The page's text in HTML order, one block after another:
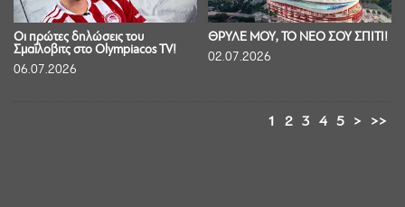
Οι πρώτες δηλώσεις του
Σμαΐλοβιτς στο Olympiacos TV!
06.07.2026
ΘΡΥΛΕ ΜΟΥ, ΤΟ ΝΕΟ ΣΟΥ ΣΠΙΤΙ!
02.07.2026
1 2 3 4 5 > >>